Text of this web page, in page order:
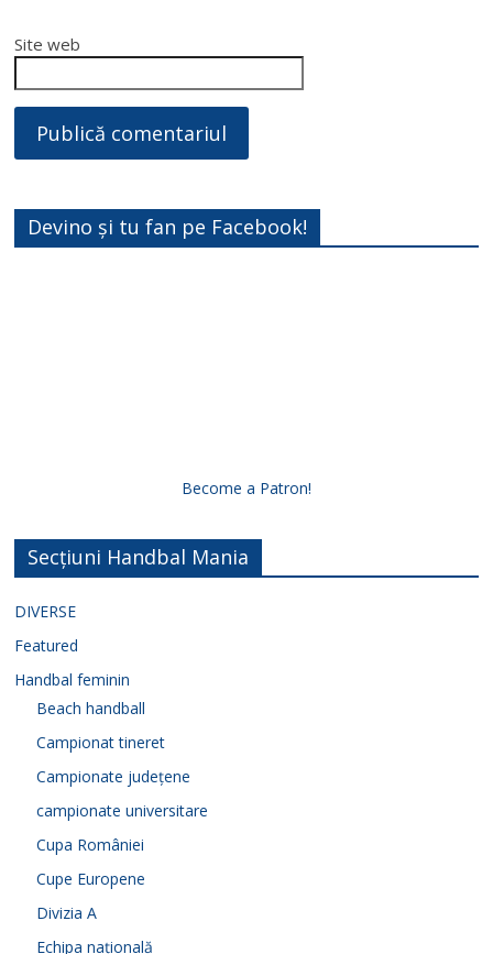
Site web
Devino și tu fan pe Facebook!
Become a Patron!
Secțiuni Handbal Mania
DIVERSE
Featured
Handbal feminin
Beach handball
Campionat tineret
Campionate județene
campionate universitare
Cupa României
Cupe Europene
Divizia A
Echipa națională